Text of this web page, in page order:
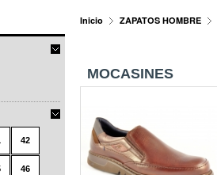
Inicio ZAPATOS HOMBRE
MOCASINES
42
46